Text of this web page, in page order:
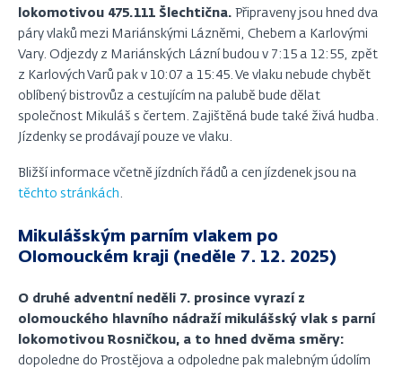
lokomotivou 475.111 Šlechtična. Připraveny jsou hned dva
páry vlaků mezi Mariánskými Lázněmi, Chebem a Karlovými
Vary. Odjezdy z Mariánských Lázní budou v 7:15 a 12:55, zpět
z Karlových Varů pak v 10:07 a 15:45. Ve vlaku nebude chybět
oblíbený bistrovůz a cestujícím na palubě bude dělat
společnost Mikuláš s čertem. Zajištěná bude také živá hudba.
Jízdenky se prodávají pouze ve vlaku.
Bližší informace včetně jízdních řádů a cen jízdenek jsou na
těchto stránkách.
Mikulášským parním vlakem po
Olomouckém kraji (neděle 7. 12. 2025)
O druhé adventní neděli 7. prosince vyrazí z
olomouckého hlavního nádraží mikulášský vlak s parní
lokomotivou Rosničkou, a to hned dvěma směry:
dopoledne do Prostějova a odpoledne pak malebným údolím